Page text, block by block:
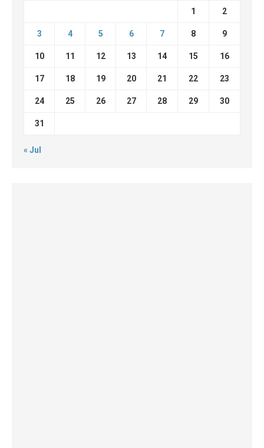
1 2
3 4 5 6 7 8 9
10 11 12 13 14 15 16
17 18 19 20 21 22 23
24 25 26 27 28 29 30
31
« Jul